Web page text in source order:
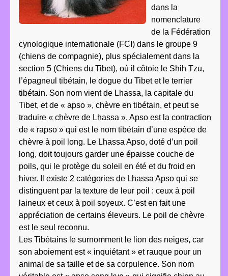
dans la
nomenclature
de la Fédération
cynologique internationale (FCI) dans le groupe 9
(chiens de compagnie), plus spécialement dans la
section 5 (Chiens du Tibet), où il côtoie le Shih Tzu,
l’épagneul tibétain, le dogue du Tibet et le terrier
tibétain. Son nom vient de Lhassa, la capitale du
Tibet, et de « apso », chèvre en tibétain, et peut se
traduire « chèvre de Lhassa ». Apso est la contraction
de « rapso » qui est le nom tibétain d’une espèce de
chèvre à poil long. Le Lhassa Apso, doté d’un poil
long, doit toujours garder une épaisse couche de
poils, qui le protège du soleil en été et du froid en
hiver. Il existe 2 catégories de Lhassa Apso qui se
distinguent par la texture de leur poil : ceux à poil
laineux et ceux à poil soyeux. C’est en fait une
appréciation de certains éleveurs. Le poil de chèvre
est le seul reconnu.
Les Tibétains le surnomment le lion des neiges, car
son aboiement est « inquiétant » et rauque pour un
animal de sa taille et de sa corpulence. Son nom